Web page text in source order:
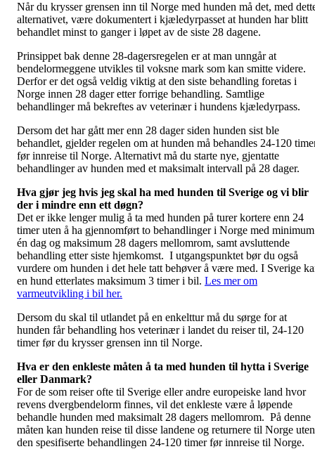
Når du krysser grensen inn til Norge med hunden må det, med
alternativet, være dokumentert i kjæledyrpasset at hunden har blitt
behandlet minst to ganger i løpet av de siste 28 dagene.
Prinsippet bak denne 28-dagersregelen er at man unngår at
bendelormeggene utvikles til voksne mark som kan smitte videre.
Derfor er det også veldig viktig at den siste behandling foretas i
Norge innen 28 dager etter forrige behandling. Samtlige
behandlinger må bekreftes av veterinær i hundens kjæledyrpass.
Dersom det har gått mer enn 28 dager siden hunden sist ble
behandlet, gjelder regelen om at hunden må behandles 24-120
før innreise til Norge. Alternativt må du starte nye, gjentatte
behandlinger av hunden med et maksimalt intervall på 28 dager.
Hva gjør jeg hvis jeg skal ha med hunden til Sverige og vi blir
der i mindre enn ett døgn?
Det er ikke lenger mulig å ta med hunden på turer kortere enn 24
timer uten å ha gjennomført to behandlinger i Norge med minimum
én dag og maksimum 28 dagers mellomrom, samt avsluttende
behandling etter siste hjemkomst. I utgangspunktet bør du også
vurdere om hunden i det hele tatt behøver å være med. I Sverige
en hund etterlates maksimum 3 timer i bil. Les mer om
varmeutvikling i bil her.
Dersom du skal til utlandet på en enkelttur må du sørge for at
hunden får behandling hos veterinær i landet du reiser til, 24-120
timer før du krysser grensen inn til Norge.
Hva er den enkleste måten å ta med hunden til hytta i Sverige
eller Danmark?
For de som reiser ofte til Sverige eller andre europeiske land hvor
revens dvergbendelorm finnes, vil det enkleste være å løpende
behandle hunden med maksimalt 28 dagers mellomrom. På denne
måten kan hunden reise til disse landene og returnere til Norge uten
den spesifiserte behandlingen 24-120 timer før innreise til Norge.